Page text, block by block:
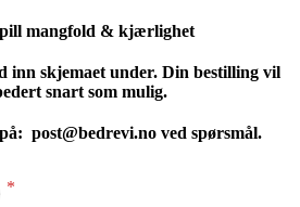
mangfold & kjærlighet
inn skjemaet under. Din bestilling vil
snart som mulig.
post@bedrevi.no ved spørsmål.